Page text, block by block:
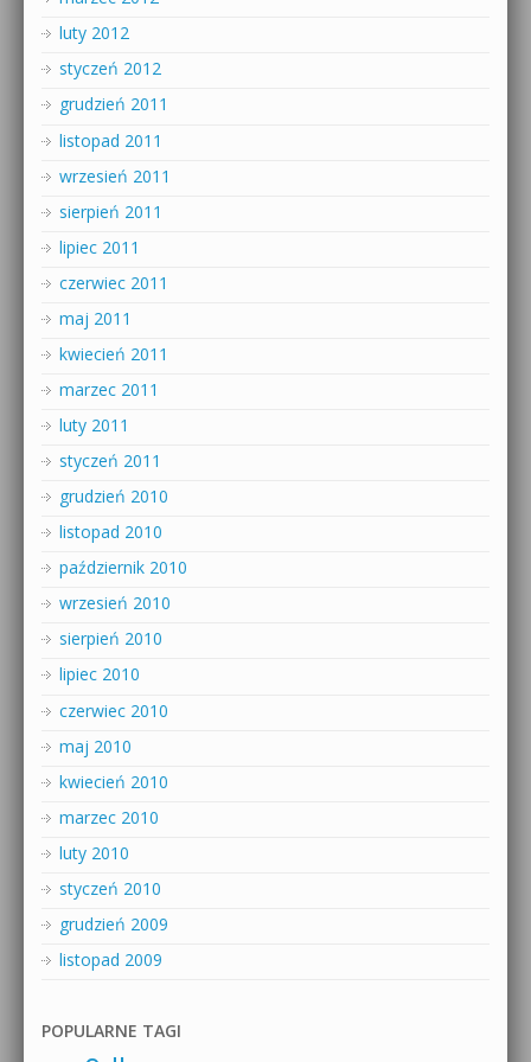
luty 2012
styczeń 2012
grudzień 2011
listopad 2011
wrzesień 2011
sierpień 2011
lipiec 2011
czerwiec 2011
maj 2011
kwiecień 2011
marzec 2011
luty 2011
styczeń 2011
grudzień 2010
listopad 2010
październik 2010
wrzesień 2010
sierpień 2010
lipiec 2010
czerwiec 2010
maj 2010
kwiecień 2010
marzec 2010
luty 2010
styczeń 2010
grudzień 2009
listopad 2009
POPULARNE TAGI